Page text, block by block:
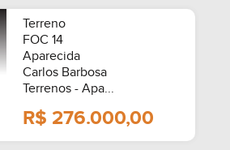
Terreno
FOC 14
Aparecida
Carlos Barbosa
Terrenos - Apa...
R$ 276.000,00